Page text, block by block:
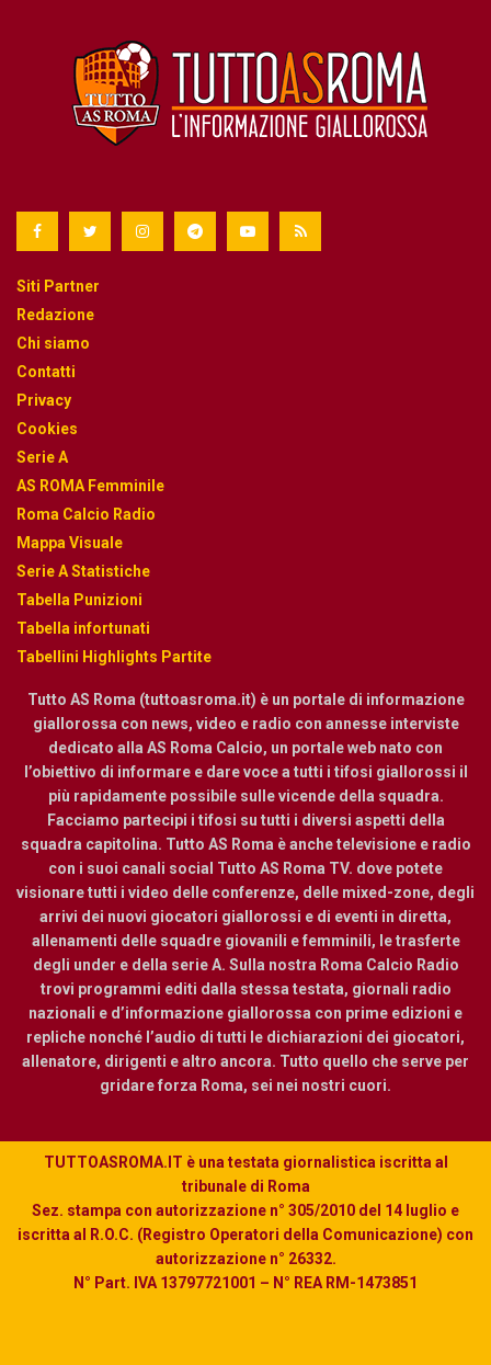
Siti Partner
Redazione
Chi siamo
Contatti
Privacy
Cookies
Serie A
AS ROMA Femminile
Roma Calcio Radio
Mappa Visuale
Serie A Statistiche
Tabella Punizioni
Tabella infortunati
Tabellini Highlights Partite
Tutto AS Roma (tuttoasroma.it) è un portale di informazione
giallorossa con news, video e radio con annesse interviste
dedicato alla AS Roma Calcio, un portale web nato con
l’obiettivo di informare e dare voce a tutti i tifosi giallorossi il
più rapidamente possibile sulle vicende della squadra.
Facciamo partecipi i tifosi su tutti i diversi aspetti della
squadra capitolina. Tutto AS Roma è anche televisione e radio
con i suoi canali social Tutto AS Roma TV. dove potete
visionare tutti i video delle conferenze, delle mixed-zone, degli
arrivi dei nuovi giocatori giallorossi e di eventi in diretta,
allenamenti delle squadre giovanili e femminili, le trasferte
degli under e della serie A. Sulla nostra Roma Calcio Radio
trovi programmi editi dalla stessa testata, giornali radio
nazionali e d’informazione giallorossa con prime edizioni e
repliche nonché l’audio di tutti le dichiarazioni dei giocatori,
allenatore, dirigenti e altro ancora. Tutto quello che serve per
gridare forza Roma, sei nei nostri cuori.
TUTTOASROMA.IT è una testata giornalistica iscritta al
tribunale di Roma
Sez. stampa con autorizzazione n° 305/2010 del 14 luglio e
iscritta al R.O.C. (Registro Operatori della Comunicazione) con
autorizzazione n° 26332.
N° Part. IVA 13797721001 – N° REA RM-1473851